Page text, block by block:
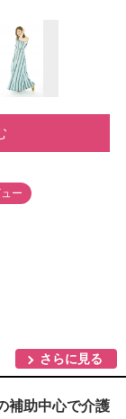
ー
さらに見る
補助中心で介護